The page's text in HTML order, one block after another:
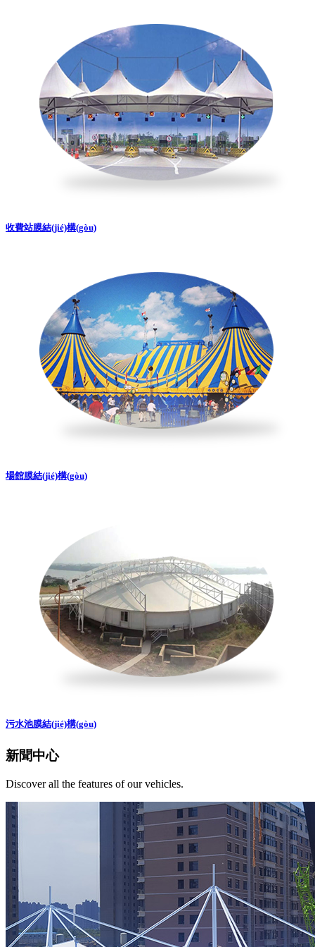
收費站膜結(jié)構(gòu)
場館膜結(jié)構(gòu)
污水池膜結(jié)構(gòu)
新聞中心
Discover all the features of our vehicles.